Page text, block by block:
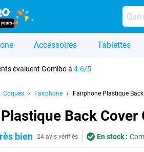
Accessoires Tablettes
évaluent Gomibo à4.6/5
Coques Fairphone Fairphone Plastique
Back Cover
bien 24 avis vérifiés En stock :